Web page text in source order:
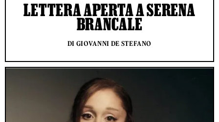
LETTERA APERTA A SERENA
BRANCALE
DI GIOVANNI DE STEFANO